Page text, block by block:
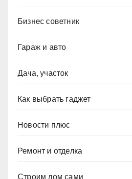
Бизнес советник
Гараж и авто
Дача, участок
Как выбрать гаджет
Новости плюс
Ремонт и отделка
Строим дом сами